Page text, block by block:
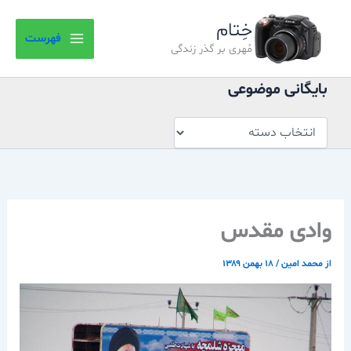
خِتام
مُهری بر گذر زندگی
فهرست
بایگانی موضوعی
موضوعی
وادی مقدس
از محمد امین/۱۸ بهمن ۱۳۸۹